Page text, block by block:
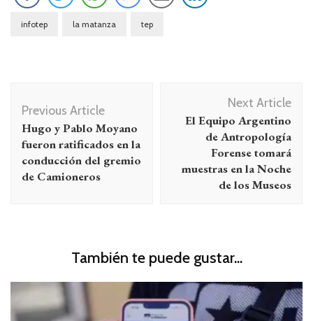
infotep la matanza tep
de
entradas
Previous Article
Hugo y Pablo Moyano
fueron ratificados en la
conducción del gremio
de Camioneros
Next Article
El Equipo Argentino
de Antropología
Forense tomará
muestras en la Noche
de los Museos
También te puede gustar...